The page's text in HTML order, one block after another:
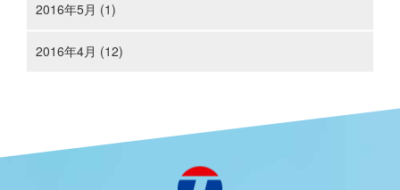
2016年5月 (1)
2016年4月 (12)